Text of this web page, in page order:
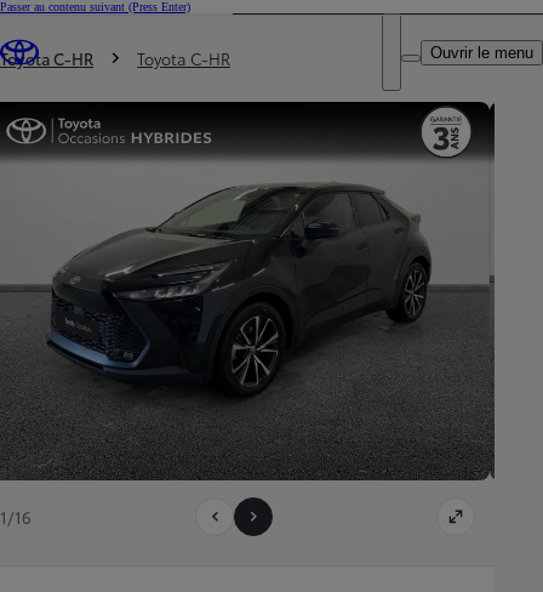
Passer au contenu suivant (Press Enter)
Trouvez un partenaire Toyota
DEALER NAME
Ouvrir le menu
Vous êtes ici
Toyota C-HR Toyota C-HR
1/16